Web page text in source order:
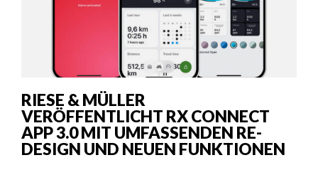
RIESE & MÜLLER
VERÖFFENTLICHT RX CONNECT
APP 3.0 MIT UMFASSENDEN RE-
DESIGN UND NEUEN FUNKTIONEN